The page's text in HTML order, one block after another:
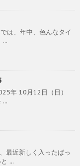
は、年中、色んなタイ
...
年 10月12日（日）
...
最近新しく入ったばっ
...